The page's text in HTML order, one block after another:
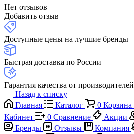
Нет отзывов
Добавить отзыв
Доступные цены на лучшие бренды
Быстрая доставка по России
Гарантия качества от производителей
Назад к списку
Главная
Каталог 0 Корзина
Кабинет
0 Сравнение Акции
Бренды
Отзывы Компания